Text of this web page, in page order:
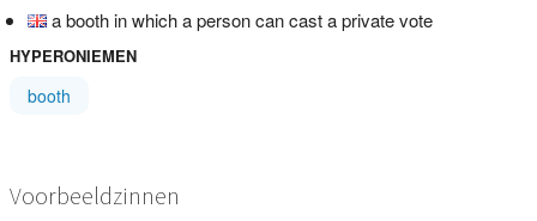
a booth in which a person can cast a private vote
HYPERONIEMEN
booth
Voorbeeldzinnen